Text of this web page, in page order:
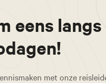
eens
met onze